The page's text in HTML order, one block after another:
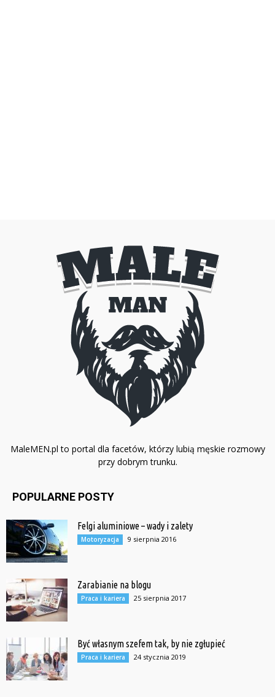
MaleMEN.pl to portal dla facetów, którzy lubią męskie rozmowy
przy dobrym trunku.
POPULARNE POSTY
Felgi aluminiowe – wady i zalety
Motoryzacja 9 sierpnia 2016
Zarabianie na blogu
Praca i kariera 25 sierpnia 2017
Być własnym szefem tak, by nie zgłupieć
Praca i kariera 24 stycznia 2019